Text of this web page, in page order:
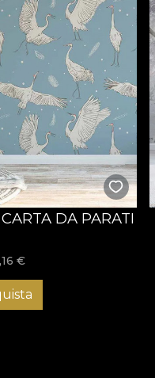
DA PARATI
€